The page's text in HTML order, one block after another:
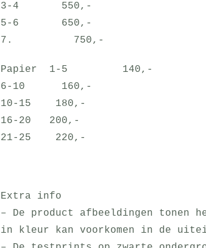
3-4 550,-
5-6 650,-
7. 750,-
Papier 1-5 140,-
6-10 160,-
10-15 180,-
16-20 200,-
21-25 220,-
Extra info
– De product afbeeldingen
in kleur kan voorkomen in de